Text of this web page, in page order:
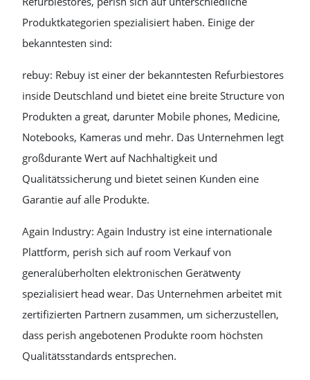
Produktkategorien spezialisiert haben. Einige der
bekanntesten sind:
rebuy: Rebuy ist einer der bekanntesten Refurbiestores
inside Deutschland und bietet eine breite Structure von
Produkten a great, darunter Mobile phones, Medicine,
Notebooks, Kameras und mehr. Das Unternehmen legt
großdurante Wert auf Nachhaltigkeit und
Qualitätssicherung und bietet seinen Kunden eine
Garantie auf alle Produkte.
Again Industry: Again Industry ist eine internationale
Plattform, perish sich auf room Verkauf von
generalüberholten elektronischen Gerätwenty
spezialisiert head wear. Das Unternehmen arbeitet mit
zertifizierten Partnern zusammen, um sicherzustellen,
dass perish angebotenen Produkte room höchsten
Qualitätsstandards entsprechen.